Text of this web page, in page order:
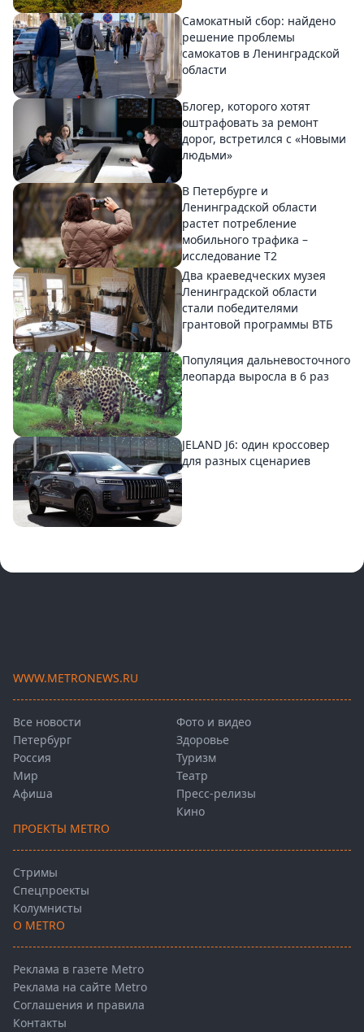
Самокатный сбор: найдено
решение проблемы
самокатов в Ленинградской
области
Блогер, которого хотят
оштрафовать за ремонт
дорог, встретился с «Новыми
людьми»
В Петербурге и
Ленинградской области
растет потребление
мобильного трафика –
исследование T2
Два краеведческих музея
Ленинградской области
стали победителями
грантовой программы ВТБ
Популяция дальневосточного
леопарда выросла в 6 раз
JELAND J6: один кроссовер
для разных сценариев
WWW.METRONEWS.RU
Все новости
Петербург
Россия
Мир
Афиша
Фото и видео
Здоровье
Туризм
Театр
Пресс-релизы
Кино
ПРОЕКТЫ METRO
Стримы
Спецпроекты
Колумнисты
О METRO
Реклама в газете Metro
Реклама на сайте Metro
Соглашения и правила
Контакты